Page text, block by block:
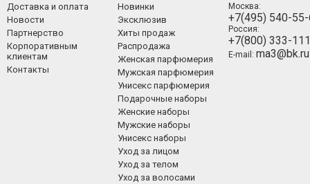
Доставка и оплата
Новости
Партнерство
Корпоративным
клиентам
Контакты
Новинки
Эксклюзив
Хиты продаж
Распродажа
Женская парфюмерия
Мужская парфюмерия
Унисекс парфюмерия
Подарочные наборы
Женские наборы
Мужские наборы
Унисекс наборы
Уход за лицом
Уход за телом
Уход за волосами
Москва:
+7(495) 540-
Россия:
+7(800) 333-
E-mail: ma3@bk.ru